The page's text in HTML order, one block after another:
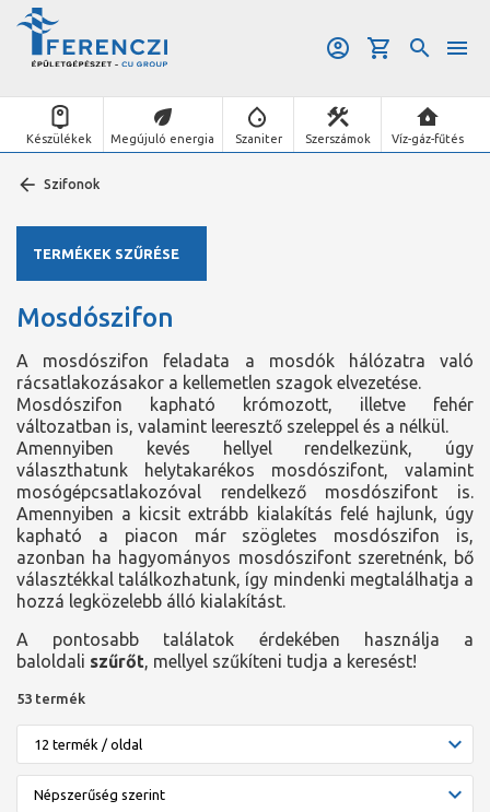
Készülékek Megújuló energia Szaniter Szerszámok Víz-gáz-fűtés
Szifonok
Mosdószifon
A mosdószifon feladata a mosdók hálózatra való
rácsatlakozásakor a kellemetlen szagok elvezetése.
Mosdószifon kapható krómozott, illetve fehér
változatban is, valamint leeresztő szeleppel és a nélkül.
Amennyiben kevés hellyel rendelkezünk, úgy
választhatunk helytakarékos mosdószifont, valamint
mosógépcsatlakozóval rendelkező mosdószifont is.
Amennyiben a kicsit extrább kialakítás felé hajlunk, úgy
kapható a piacon már szögletes mosdószifon is,
azonban ha hagyományos mosdószifont szeretnénk, bő
választékkal találkozhatunk, így mindenki megtalálhatja a
hozzá legközelebb álló kialakítást.
A pontosabb találatok érdekében használja a
baloldali szűrőt, mellyel szűkíteni tudja a keresést!
53 termék
TERMÉKEK SZŰRÉSE